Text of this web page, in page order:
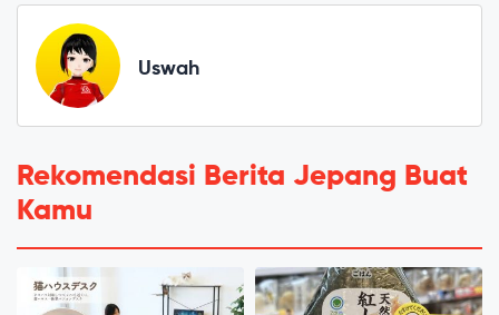
Uswah
Rekomendasi Berita Jepang Buat
Kamu